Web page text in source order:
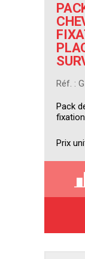
Réf. :
Pack
Prix